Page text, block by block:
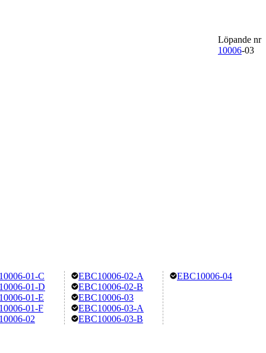
Löpande nr
10006-03
01-C
01-D
01-E
01-F
02
EBC10006-02-A
EBC10006-02-B
EBC10006-03
EBC10006-03-A
EBC10006-03-B
EBC10006-04